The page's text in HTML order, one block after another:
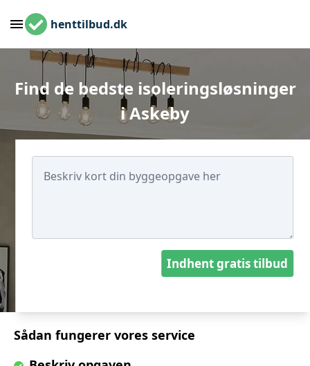
henttilbud.dk
Find de bedste isoleringsløsninger
i Askeby
Sådan fungerer vores service
Indhent gratis tilbud